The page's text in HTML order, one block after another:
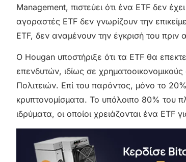
Management, πιστεύει ότι ένα ETF δεν
αγοραστές ETF δεν γνωρίζουν την
ETF, δεν αναμένουν την έγκρισή του
Ο Hougan υποστήριξε ότι τα ETF θα
επενδυτών, ιδίως σε
Πολιτειών. Επί του παρόντος, μόνο το
κρυπτονομίσματα. Το υπόλοιπο 80% του
ιδρύματα, οι οποίοι χρειάζονται ένα